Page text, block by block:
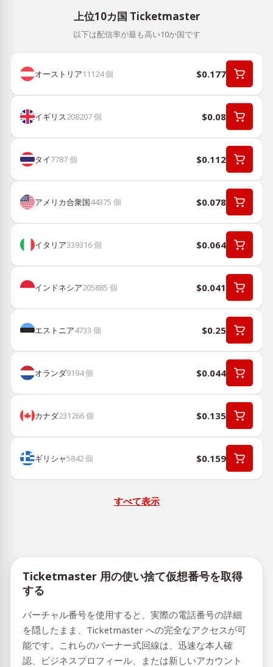
上位10カ国 Ticketmaster
以下は配信率が最も高い10か国です
オーストリア11124個 $0.177
イギリス208207個 $0.08
タイ7787個 $0.112
アメリカ合衆国44375 個 $0.078
イタリア339316個 $0.064
インドネシア205885 個 $0.041
エストニア4733 個 $0.25
オランダ9194個 $0.044
カナダ231266個 $0.135
ギリシャ5842個 $0.159
すべて表示
Ticketmaster 用の使い捨て仮想番号を取得
する
バーチャル番号を使用すると、実際の電話番号の詳細
を隠したまま、Ticketmaster への完全なアクセスが可
能です。これらのバーナー式回線は、迅速な本人確
認、ビジネスプロフィール、または新しいアカウント